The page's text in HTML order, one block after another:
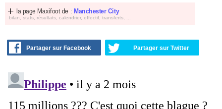
la page Maxifoot de : Manchester City
bilan, stats, résultats, calendrier, effectif, transferts, ...
Partager sur Facebook Partager sur Twitter